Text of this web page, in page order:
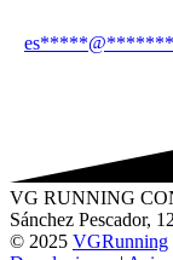
es*****@*******
VG RUNNING
Sánchez Pescador,
© 2025 VGRunning